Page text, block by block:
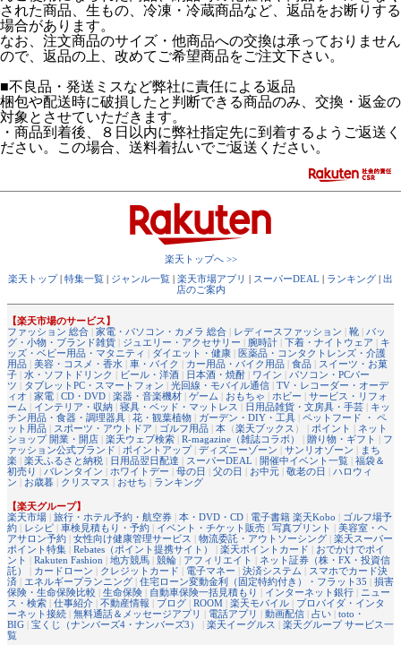
された商品、生もの、冷凍・冷蔵商品など、返品をお断りする
場合があります。
なお、注文商品のサイズ・他商品への交換は承っておりません
ので、返品の上、改めてご希望商品をご注文下さい。
■不良品・発送ミスなど弊社に責任による返品
梱包や配送時に破損したと判断できる商品のみ、交換・返金の
対象とさせていただきます。
・商品到着後、８日以内に弊社指定先に到着するようご返送く
ださい。この場合、送料着払いでご返送ください。
楽天トップへ >>
楽天トップ| 特集一覧 | ジャンル一覧 | 楽天市場アプリ | スーパーDEAL | ランキング | 出
店のご案内
【楽天市場のサービス】
ファッション 総合 | 家電・パソコン・カメラ 総合 | レディースファッション | 靴 | バッ
グ・小物・ブランド雑貨 | ジュエリー・アクセサリー | 腕時計 | 下着・ナイトウェア | キ
ッズ・ベビー用品・マタニティ | ダイエット・健康 | 医薬品・コンタクトレンズ・介護
用品 | 美容・コスメ・香水 | 車・バイク | カー用品・バイク用品 | 食品 | スイーツ・お菓
子 | 水・ソフトドリンク | ビール・洋酒 | 日本酒・焼酎 | ワイン | パソコン・PCパー
ツ | タブレットPC・スマートフォン | 光回線・モバイル通信 | TV・レコーダー・オーデ
ィオ | 家電 | CD・DVD | 楽器・音楽機材 | ゲーム | おもちゃ | ホビー | サービス・リフォ
ーム | インテリア・収納 | 寝具・ベッド・マットレス | 日用品雑貨・文房具・手芸 | キッ
チン用品・食器・調理器具 | 花・観葉植物 | ガーデン・DIY・工具 | ペットフード ・ ペ
ット用品 | スポーツ・アウトドア | ゴルフ用品 | 本 （楽天ブックス ） | ポイント | ネット
ショップ 開業・開店 | 楽天ウェブ検索 | R-magazine（雑誌コラボ） | 贈り物・ギフト | フ
ァッション公式ブランド | ポイントアップ| ディズニーゾーン | サンリオゾーン | まち
楽 | 楽天ふるさと納税 | 日用品翌日配達 | スーパーDEAL | 開催中イベント一覧 | 福袋＆
初売り | バレンタイン | ホワイトデー | 母の日 | 父の日 | お中元 | 敬老の日 | ハロウィ
ン | お歳暮 | クリスマス | おせち | ランキング
【楽天グループ】
楽天市場 | 旅行・ホテル予約・航空券 | 本・DVD・CD | 電子書籍 楽天Kobo | ゴルフ場予
約 | レシピ | 車検見積もり・予約 | イベント・チケット販売 | 写真プリント | 美容室・ヘ
アサロン予約 | 女性向け健康管理サービス | 物流委託・アウトソーシング | 楽天スーパー
ポイント特集 | Rebates（ポイント提携サイト） | 楽天ポイントカード | おでかけでポイ
ント | Rakuten Fashion | 地方競馬 | 競輪 | アフィリエイト | ネット証券（株・FX・投資信
託）
| カードローン | クレジットカード | 電子マネー | 決済システム | スマホでカード決
済 | エネルギープランニング | 住宅ローン変動金利（固定特約付き）・フラット35 | 損害
保険・生命保険比較 | 生命保険 | 自動車保険一括見積もり | インターネット銀行 | ニュー
ス・検索 | 仕事紹介 | 不動産情報 | ブログ | ROOM | 楽天モバイル | プロバイダ・インタ
ーネット接続 | 無料通話＆メッセージアプリ | 電話アプリ | 動画配信 | 占い | toto・
BIG | 宝くじ（ナンバーズ4・ナンバーズ3） | 楽天イーグルス | 楽天グループ サービス一
覧